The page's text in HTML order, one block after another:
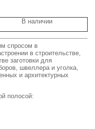
В наличии
спросом в
в строительстве,
заготовки для
швеллера и уголка,
и архитектурных
полосой: